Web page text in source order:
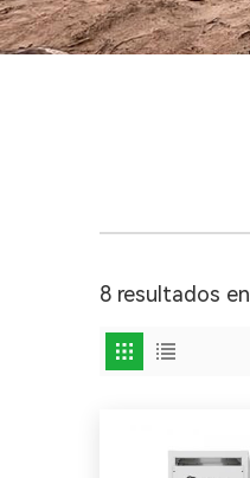
8 resultados